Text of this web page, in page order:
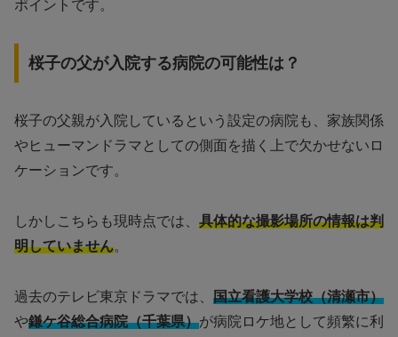
ポイントです。
桜子の父が入院する病院の可能性は？
桜子の父親が入院しているという設定の病院も、家族関係
やヒューマンドラマとしての側面を描く上で欠かせないロ
ケーションです。
しかしこちらも現時点では、 具体的な撮影場所の情報は判
明していません。
過去のテレビ東京ドラマでは、 国立看護大学校（清瀬市）
や鎌ケ谷総合病院（千葉県）が病院ロケ地として頻繁に利